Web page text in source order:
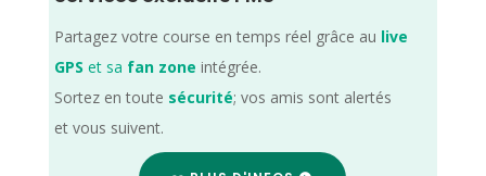
Partagez votre course en temps réel grâce au live
GPS et sa fan zone intégrée.
Sortez en toute sécurité; vos amis sont alertés
et vous suivent.